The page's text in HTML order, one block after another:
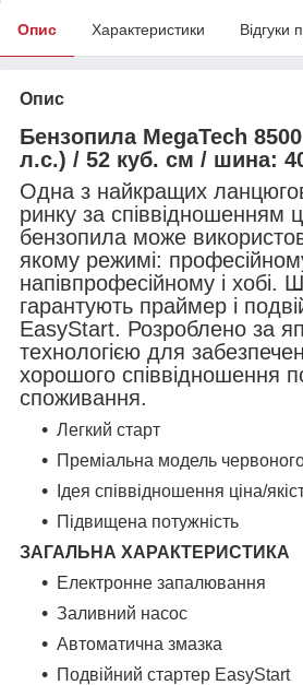
Опис Характеристики Відгуки
Опис
Бензопила MegaTech
л.с.) / 52 куб. см / шина:
Одна з найкращих
ринку за співвідношенням
бензопила може
якому режимі:
напівпрофесійному і хобі.
гарантують праймер і
EasyStart. Розроблено за
технологією для
хорошого співвідношення
споживання.
Легкий старт
Преміальна модель
Ідея співвідношення ціна/
Підвищена потужність
ЗАГАЛЬНА ХАРАКТЕРИСТИКА
Електронне запалювання
Заливний насос
Автоматична змазка
Подвійний стартер EasyStart